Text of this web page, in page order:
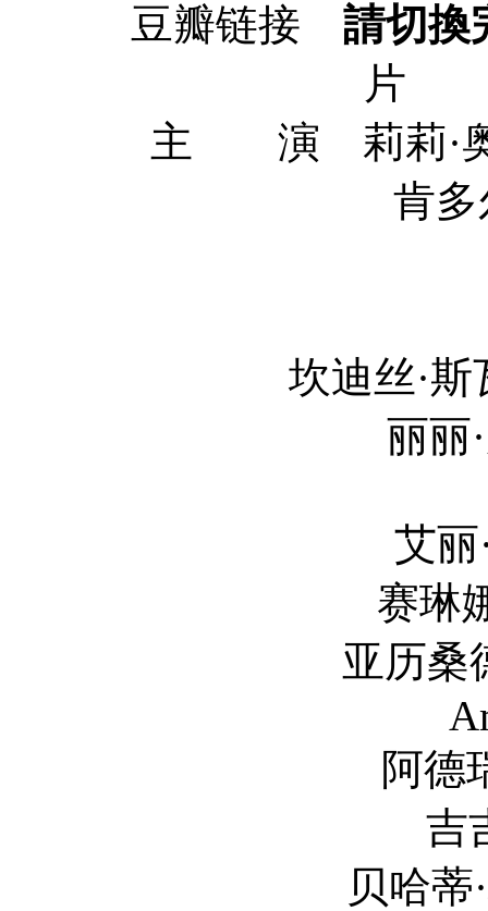
豆瓣链接 請切換
片
主 演 莉莉·奥
肯多尔·詹
坎迪丝·斯瓦内
丽丽·唐纳
艾丽·戈尔
赛琳娜·戈
亚历桑德拉·
阿德瑞娜·
吉吉·哈
贝哈蒂·朴琳